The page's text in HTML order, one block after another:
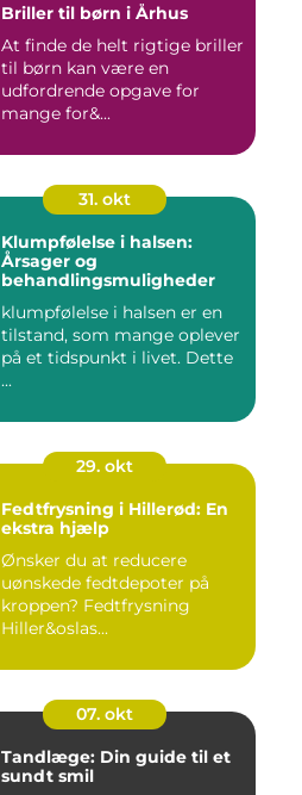
Briller til børn i Århus
At finde de helt rigtige briller
til børn kan være en
udfordrende opgave for
mange for&...
31. okt
Klumpfølelse i halsen:
Årsager og
behandlingsmuligheder
klumpfølelse i halsen er en
tilstand, som mange oplever
på et tidspunkt i livet. Dette
...
29. okt
Fedtfrysning i Hillerød: En
ekstra hjælp
Ønsker du at reducere
uønskede fedtdepoter på
kroppen? Fedtfrysning
Hiller&oslas...
07. okt
Tandlæge: Din guide til et
sundt smil